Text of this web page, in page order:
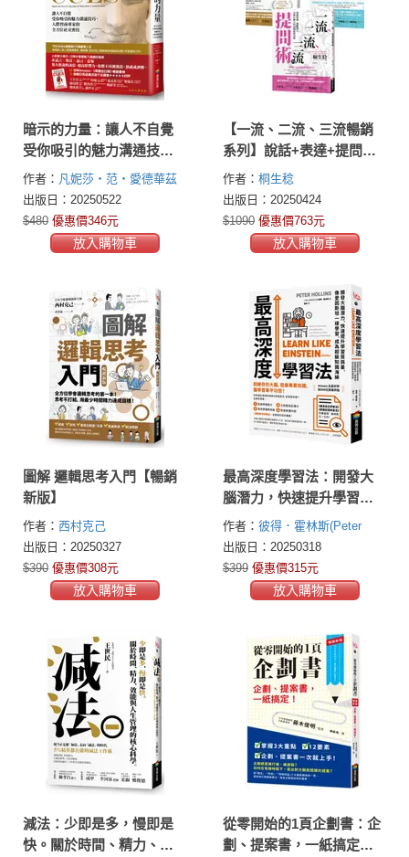
暗示的力量：讓人不自覺
受你吸引的魅力溝通技
巧，人際智商專家的全方
位社交密技
作者： 凡妮莎‧范‧愛德華茲
(Vanessa Van Edwards)
出版日：20250522
$480 優惠價346元
放入購物車
【一流、二流、三流暢銷
系列】說話+表達+提問套
書（3本）
作者： 桐生稔
出版日：20250424
$1090 優惠價763元
放入購物車
圖解 邏輯思考入門【暢銷
新版】
作者： 西村克己
出版日：20250327
$390 優惠價308元
放入購物車
最高深度學習法：開發大
腦潛力，快速提升學習質
與量，像愛因斯坦一樣學
習，成為超級知識海綿
作者： 彼得．霍林斯(Peter
Hollins)
出版日：20250318
$399 優惠價315元
放入購物車
減法：少即是多，慢即是
快。關於時間、精力、效
從零開始的1頁企劃書：企
劃、提案書，一紙搞定！